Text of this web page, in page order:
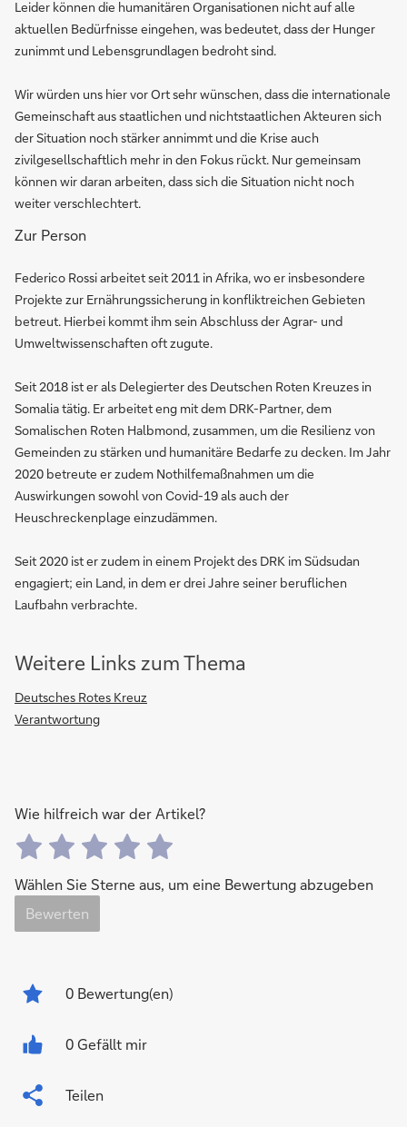
Leider können die humanitären Organisationen nicht auf alle
aktuellen Bedürfnisse eingehen, was bedeutet, dass der Hunger
zunimmt und Lebensgrundlagen bedroht sind.
Wir würden uns hier vor Ort sehr wünschen, dass die internationale
Gemeinschaft aus staatlichen und nichtstaatlichen Akteuren sich
der Situation noch stärker annimmt und die Krise auch
zivilgesellschaftlich mehr in den Fokus rückt. Nur gemeinsam
können wir daran arbeiten, dass sich die Situation nicht noch
weiter verschlechtert.
Zur Person
Federico Rossi arbeitet seit 2011 in Afrika, wo er insbesondere
Projekte zur Ernährungssicherung in konfliktreichen Gebieten
betreut. Hierbei kommt ihm sein Abschluss der Agrar- und
Umweltwissenschaften oft zugute.
Seit 2018 ist er als Delegierter des Deutschen Roten Kreuzes in
Somalia tätig. Er arbeitet eng mit dem DRK-Partner, dem
Somalischen Roten Halbmond, zusammen, um die Resilienz von
Gemeinden zu stärken und humanitäre Bedarfe zu decken. Im Jahr
2020 betreute er zudem Nothilfemaßnahmen um die
Auswirkungen sowohl von Covid-19 als auch der
Heuschreckenplage einzudämmen.
Seit 2020 ist er zudem in einem Projekt des DRK im Südsudan
engagiert; ein Land, in dem er drei Jahre seiner beruflichen
Laufbahn verbrachte.
Weitere Links zum Thema
Deutsches Rotes Kreuz
Verantwortung
Wie hilfreich war der Artikel?
Wählen Sie Sterne aus, um eine Bewertung abzugeben
Bewerten
0 Bewertung(en)
0 Gefällt mir
Teilen